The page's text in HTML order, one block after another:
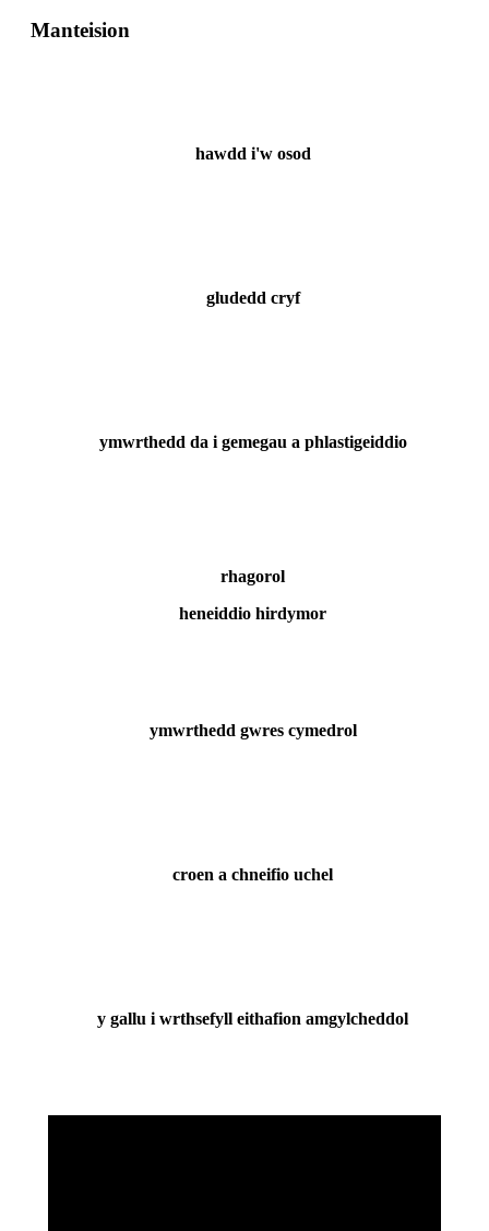
Manteision
hawdd i'w osod
gludedd cryf
ymwrthedd da i gemegau a phlastigeiddio
rhagorol
heneiddio hirdymor
ymwrthedd gwres cymedrol
croen a chneifio uchel
y gallu i wrthsefyll eithafion amgylcheddol